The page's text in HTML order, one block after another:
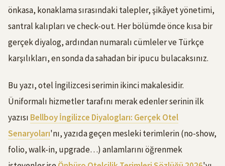
önkasa, konaklama sırasındaki talepler, şikâyet yönetimi,
santral kalıpları ve check-out. Her bölümde önce kısa bir
gerçek diyalog, ardından numaralı cümleler ve Türkçe
karşılıkları, en sonda da sahadan bir ipucu bulacaksınız.
Bu yazı, otel İngilizcesi serimin ikinci makalesidir.
Üniformalı hizmetler tarafını merak edenler serinin ilk
yazısı Bellboy İngilizce Diyalogları: Gerçek Otel
Senaryoları'nı, yazıda geçen mesleki terimlerin (no-show,
folio, walk-in, upgrade…) anlamlarını öğrenmek